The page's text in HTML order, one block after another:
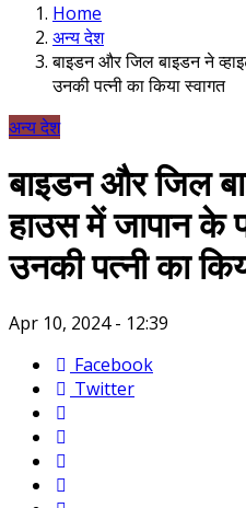
Home
अन्य देश
बाइडन और जिल बाइडन ने
उनकी पत्नी का किया स्वागत
अन्य देश
बाइडन और जिल
हाउस में जापान के
उनकी पत्नी का
Apr 10, 2024 - 12:39
Facebook
Twitter